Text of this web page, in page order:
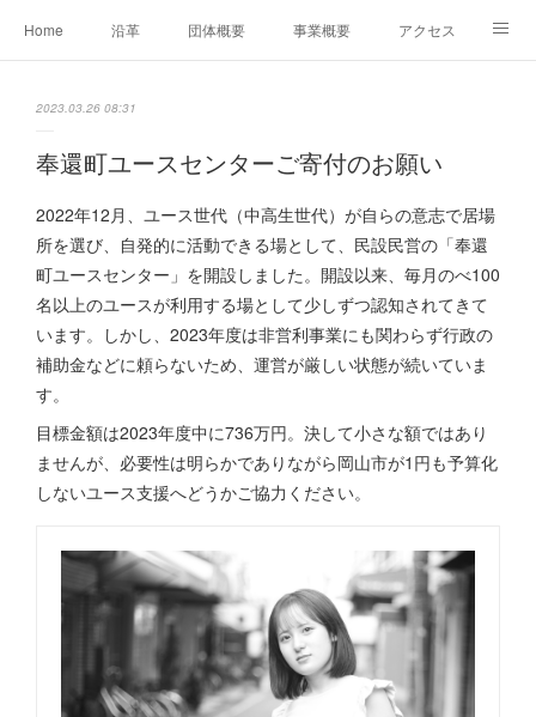
Home 沿革 団体概要 事業概要 アクセス
2023.03.26 08:31
奉還町ユースセンターご寄付のお願い
2022年12月、ユース世代（中高生世代）が自らの意志で居場
所を選び、自発的に活動できる場として、民設民営の「奉還
町ユースセンター」を開設しました。開設以来、毎月のべ100
名以上のユースが利用する場として少しずつ認知されてきて
います。しかし、2023年度は非営利事業にも関わらず行政の
補助金などに頼らないため、運営が厳しい状態が続いていま
す。
目標金額は2023年度中に736万円。決して小さな額ではあり
ませんが、必要性は明らかでありながら岡山市が1円も予算化
しないユース支援へどうかご協力ください。